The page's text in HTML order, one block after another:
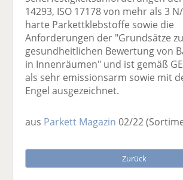
14293, ISO 17178 von mehr als 3
harte Parkettklebstoffe sowie die
Anforderungen der "Grundsätze
gesundheitlichen Bewertung von
in Innenräumen" und ist gemäß
als sehr emissionsarm sowie mit
Engel ausgezeichnet.
aus Parkett Magazin 02/22
Zurück